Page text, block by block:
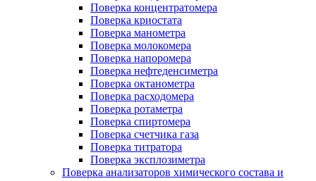
Поверка концентратомера
Поверка криостата
Поверка манометра
Поверка молокомера
Поверка напоромера
Поверка нефтеденсиметра
Поверка октанометра
Поверка расходомера
Поверка ротаметра
Поверка спиртомера
Поверка счетчика газа
Поверка титратора
Поверка эксплозиметра
Поверка анализаторов химического состава и